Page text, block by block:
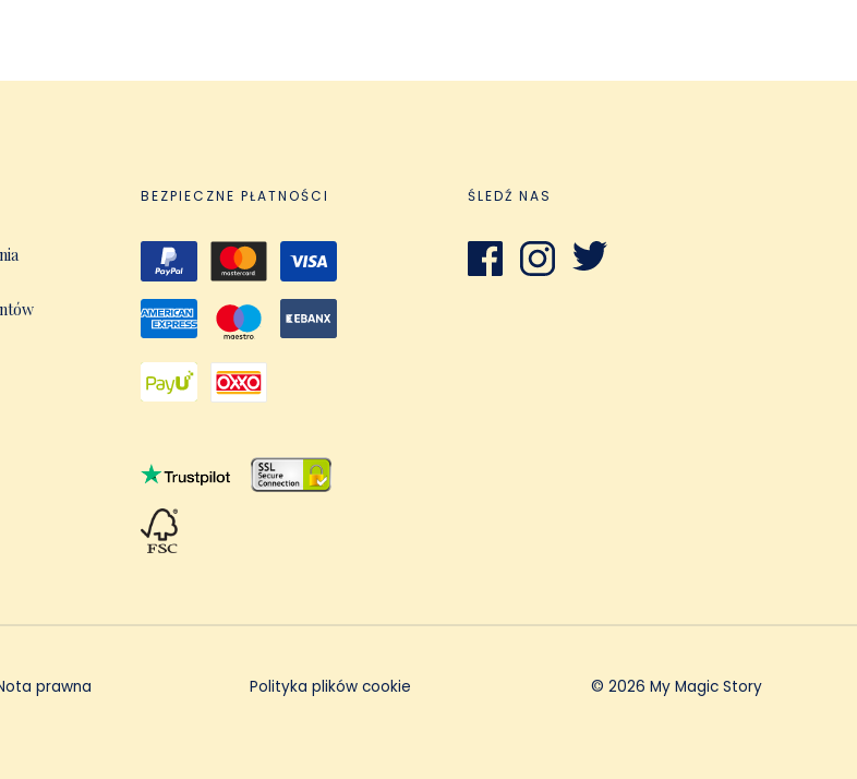
BEZPIECZNE PŁATNOŚCI ŚLEDŹ NAS
prawna Polityka plików cookie © 2026 My Magic Story